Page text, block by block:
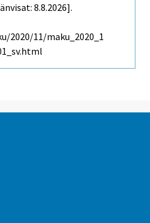
8.8.2026].
11/maku_2020_1